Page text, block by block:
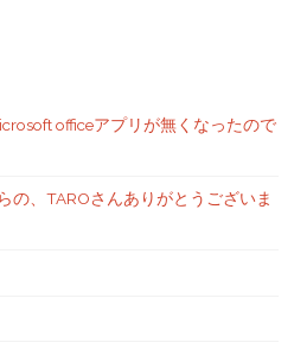
officeアプリが無くなったので
の、TAROさんありがとうございま